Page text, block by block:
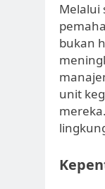
Melalui
bukan
unit